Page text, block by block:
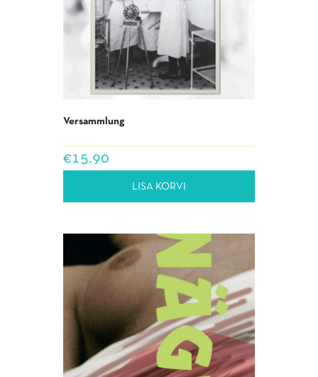
Versammlung
€15.90
LISA KORVI